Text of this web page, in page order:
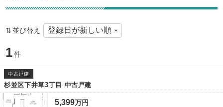
並び替え
1件
中古戸建
杉並区下井草3丁目 中古戸建
5,399万円